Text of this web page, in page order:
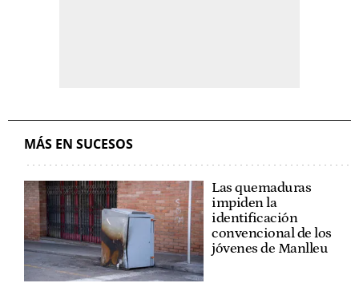
MÁS EN SUCESOS
Las quemaduras
impiden la
identificación
convencional de los
jóvenes de Manlleu